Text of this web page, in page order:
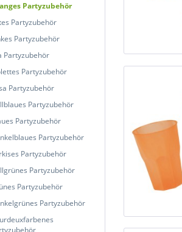
Partyzubehör
Partyzubehör
Partyzubehör
Partyzubehör
Partyzubehör
Partyzubehör
Partyzubehör
Partyzubehör
Partyzubehör
Partyzubehör
Partyzubehör
Partyzubehör
Partyzubehör